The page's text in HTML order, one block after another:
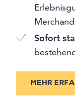
Sofort
MEHR